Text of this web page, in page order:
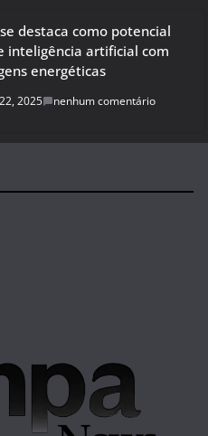
destaca como potencial
inteligência artificial com
energéticas
2025 nenhum comentário